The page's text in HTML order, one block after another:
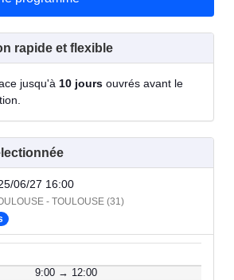
rapide et flexible
jusqu'à 10 jours ouvrés avant le
06/27 16:00
- TOULOUSE (31)
9:00 → 12:00